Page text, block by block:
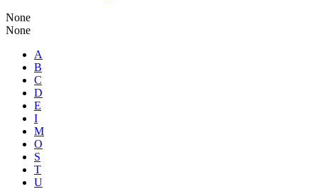
None
None
A
B
C
D
E
I
M
O
S
T
U